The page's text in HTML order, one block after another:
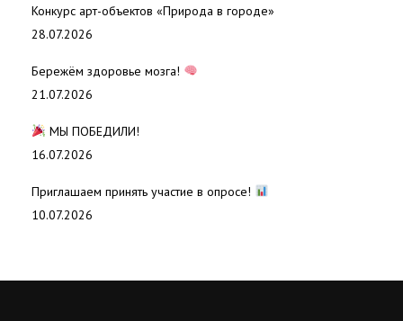
Конкурс арт-объектов «Природа в городе»
28.07.2026
Бережём здоровье мозга!
21.07.2026
МЫ ПОБЕДИЛИ!
16.07.2026
Приглашаем принять участие в опросе!
10.07.2026